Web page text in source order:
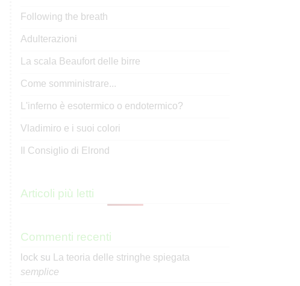
Following the breath
Adulterazioni
La scala Beaufort delle birre
Come somministrare...
L'inferno è esotermico o endotermico?
Vladimiro e i suoi colori
Il Consiglio di Elrond
Articoli più letti
Commenti recenti
lock su
La teoria delle stringhe spiegata
semplice